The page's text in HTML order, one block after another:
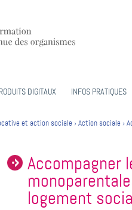
DIGITAUX INFOS PRATIQUES
et action sociale › Action sociale ›
Accompagner
logement